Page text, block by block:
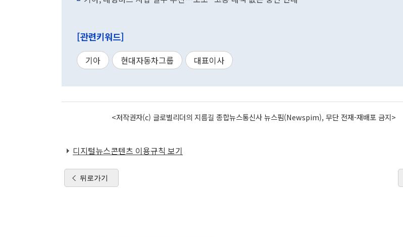
[관련키워드]
기아 현대자동차그룹 대표이사
<저작권자(c) 글로벌리더의 지름길 종합뉴스통신사 뉴스핌(Newspim), 무단 전재-재배포 금지>
디지털뉴스콘텐츠 이용규칙 보기
뒤로가기